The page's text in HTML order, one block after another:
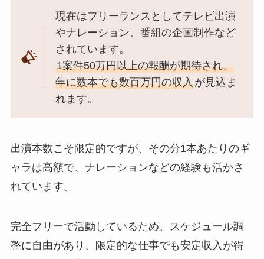
現在はフリーランスとしてテレビ出演
やナレーション、番組の企画制作など
されています。
1案件50万円以上の報酬が期待され、
年に数本でも数百万円の収入が見込ま
れます。
出演本数こそ限定的ですが、その分1本あたりのギ
ャラは高額で、ナレーションなどの経験も活かさ
れています。
完全フリーで活動しているため、スケジュール調
整に自由があり、限定的な仕事でも安定収入が得